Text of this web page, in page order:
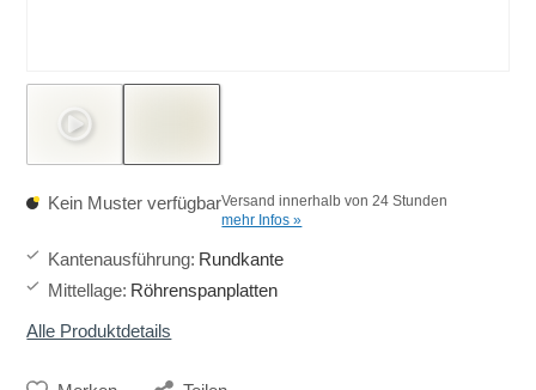
Kein Muster verfügbarVersand innerhalb von 24 Stunden
mehr Infos »
Kantenausführung: Rundkante
Mittellage: Röhrenspanplatten
Alle Produktdetails